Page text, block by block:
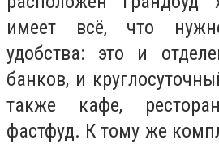
имеет всё, что
удобства: это и
банков, и
также кафе,
фастфуд. К тому же